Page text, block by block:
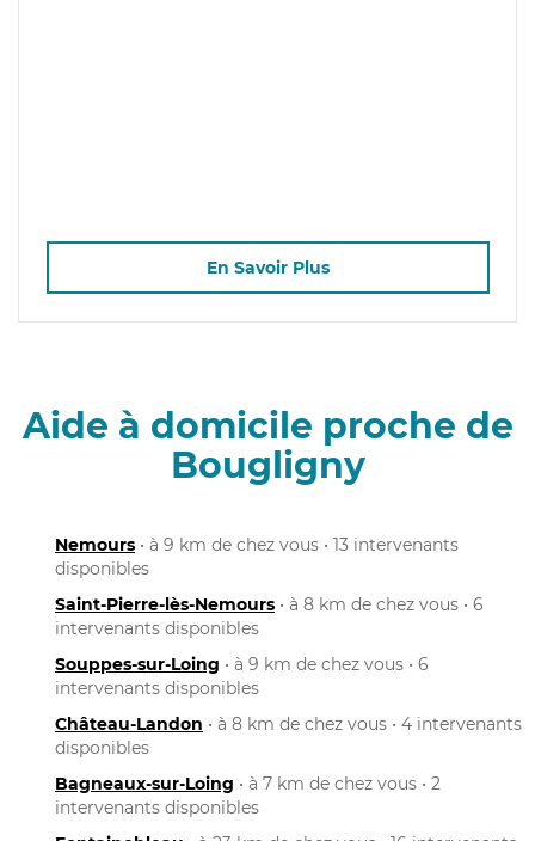
En Savoir Plus
Aide à domicile proche de
Bougligny
Nemours • à 9 km de chez vous • 13 intervenants
disponibles
Saint-Pierre-lès-Nemours • à 8 km de chez vous • 6
intervenants disponibles
Souppes-sur-Loing • à 9 km de chez vous • 6
intervenants disponibles
Château-Landon • à 8 km de chez vous • 4 intervenants
disponibles
Bagneaux-sur-Loing • à 7 km de chez vous • 2
intervenants disponibles